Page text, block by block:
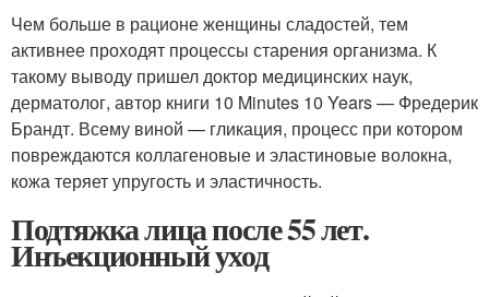
Чем больше в рационе женщины сладостей, тем
активнее проходят процессы старения организма. К
такому выводу пришел доктор медицинских наук,
дерматолог, автор книги 10 Minutes 10 Years — Фредерик
Брандт. Всему виной — гликация, процесс при котором
повреждаются коллагеновые и эластиновые волокна,
кожа теряет упругость и эластичность.
Подтяжка лица после 55 лет.
Инъекционный уход